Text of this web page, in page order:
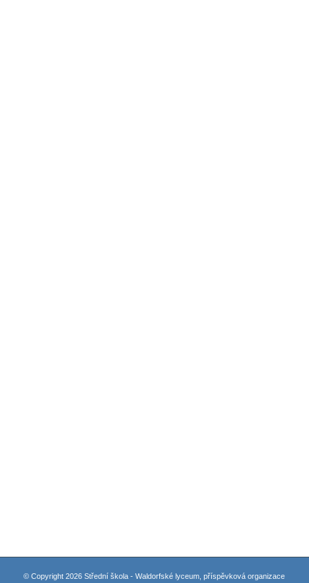
© Copyright 2026 Střední škola - Waldorfské lyceum, příspěvková organizace